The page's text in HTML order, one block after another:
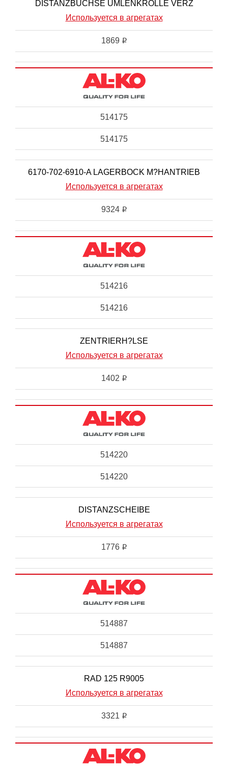
DISTANZBUCHSE UMLENKROLLE VERZ
Используется в агрегатах
1869 i
514175
514175
6170-702-6910-A LAGERBOCK M?HANTRIEB
Используется в агрегатах
9324 i
514216
514216
ZENTRIERH?LSE
Используется в агрегатах
1402 i
514220
514220
DISTANZSCHEIBE
Используется в агрегатах
1776 i
514887
514887
RAD 125 R9005
Используется в агрегатах
3321 i